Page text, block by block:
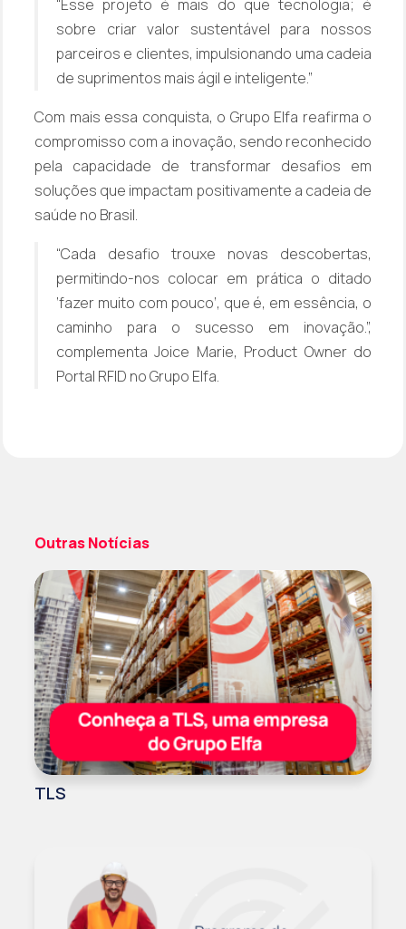
“Esse projeto é mais do que tecnologia; é
sobre criar valor sustentável para nossos
parceiros e clientes, impulsionando uma cadeia
de suprimentos mais ágil e inteligente.”
Com mais essa conquista, o Grupo Elfa reafirma o
compromisso com a inovação, sendo reconhecido
pela capacidade de transformar desafios em
soluções que impactam positivamente a cadeia de
saúde no Brasil.
“Cada desafio trouxe novas descobertas,
permitindo-nos colocar em prática o ditado
‘fazer muito com pouco’, que é, em essência, o
caminho para o sucesso em inovação.”,
complementa Joice Marie, Product Owner do
Portal RFID no Grupo Elfa.
Outras Notícias
TLS